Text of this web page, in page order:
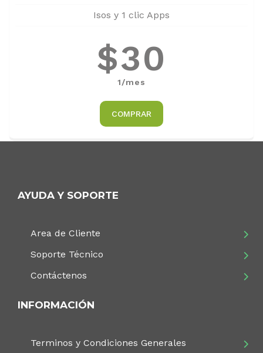
Isos y 1 clic Apps
$30
1/mes
COMPRAR
AYUDA Y SOPORTE
Area de Cliente
Soporte Técnico
Contáctenos
INFORMACIÓN
Terminos y Condiciones Generales